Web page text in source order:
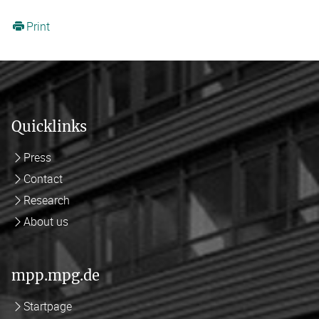
Print
Quicklinks
Press
Contact
Research
About us
mpp.mpg.de
Startpage